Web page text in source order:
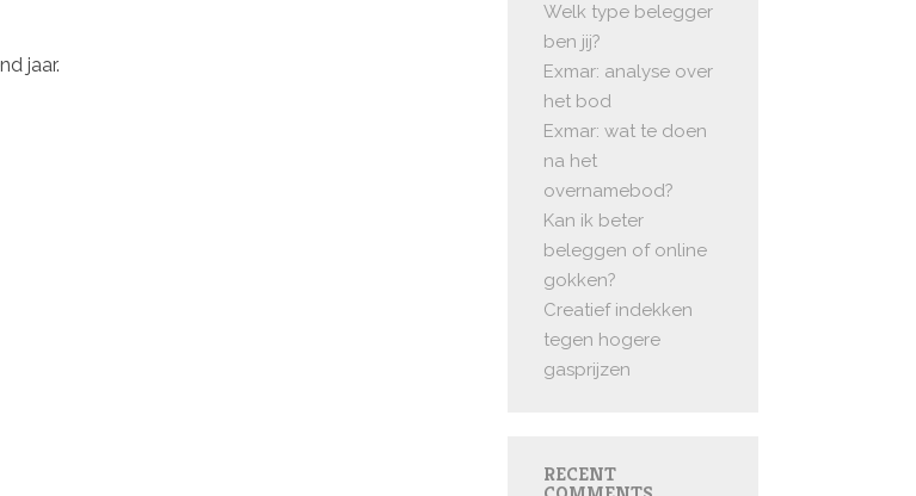
jaar.
Welk type belegger
ben jij?
Exmar: analyse over
het bod
Exmar: wat te doen
na het
overnamebod?
Kan ik beter
beleggen of online
gokken?
Creatief indekken
tegen hogere
gasprijzen
RECENT